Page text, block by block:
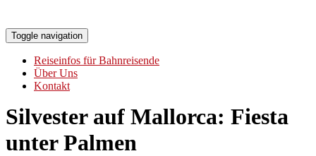
Toggle navigation
Reiseinfos für Bahnreisende
Über Uns
Kontakt
Silvester auf Mallorca: Fiesta
unter Palmen